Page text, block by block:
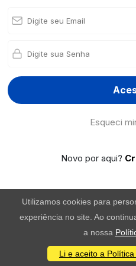
Esqueci
Novo por aqui?
Utilizamos cookies para
experiência no site. Ao
a nossa
Li e aceito a Política